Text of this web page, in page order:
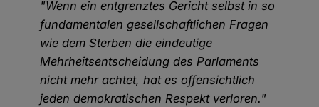
"Wenn ein entgrenztes Gericht selbst in so
fundamentalen gesellschaftlichen Fragen
wie dem Sterben die eindeutige
Mehrheitsentscheidung des Parlaments
nicht mehr achtet, hat es offensichtlich
jeden demokratischen Respekt verloren."